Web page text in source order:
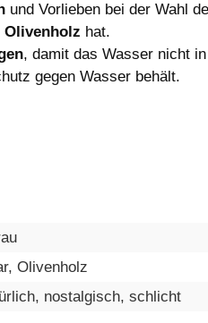
und Vorlieben bei der Wahl
Olivenholz hat.
, damit das Wasser nicht
gegen Wasser behält.
Olivenholz
nostalgisch, schlicht